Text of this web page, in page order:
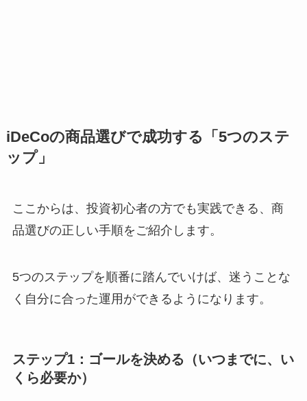
iDeCoの商品選びで成功する「5つのステ
ップ」
ここからは、投資初心者の方でも実践できる、商
品選びの正しい手順をご紹介します。
5つのステップを順番に踏んでいけば、迷うことな
く自分に合った運用ができるようになります。
ステップ1：ゴールを決める（いつまでに、い
くら必要か）